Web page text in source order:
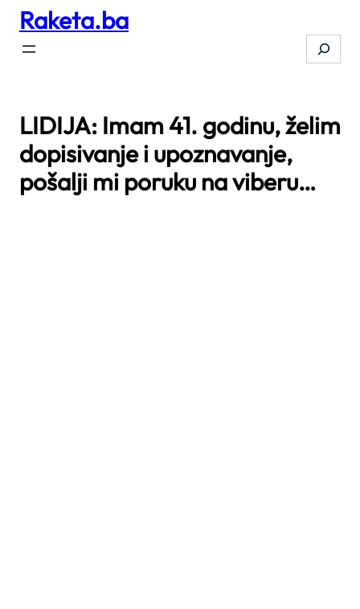
Skip
content
Raketa.ba
Search
LIDIJA: Imam 41. godinu, želim
dopisivanje i upoznavanje,
pošalji mi poruku na viberu…